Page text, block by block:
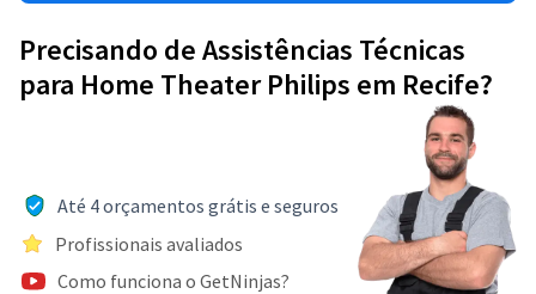
Precisando de Assistências Técnicas
para Home Theater Philips em Recife?
Até 4 orçamentos grátis e seguros
Profissionais avaliados
Como funciona o GetNinjas?